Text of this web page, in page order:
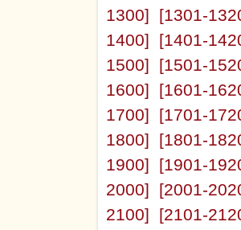
1300]
[1301-
1400]
[1401-
1500]
[1501-
1600]
[1601-
1700]
[1701-
1800]
[1801-
1900]
[1901-
2000]
[2001-
2100]
[2101-